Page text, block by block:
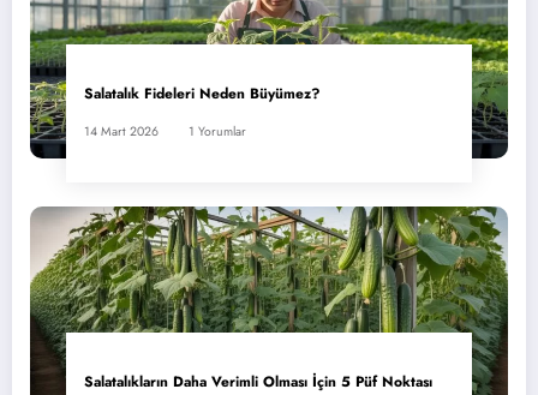
Salatalık Fideleri Neden Büyümez?
14 Mart 2026 1 Yorumlar
Salatalıkların Daha Verimli Olması İçin 5 Püf Noktası